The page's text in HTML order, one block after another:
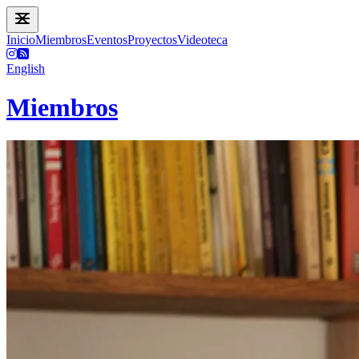
InicioMiembrosEventosProyectosVideoteca
English
Miembros